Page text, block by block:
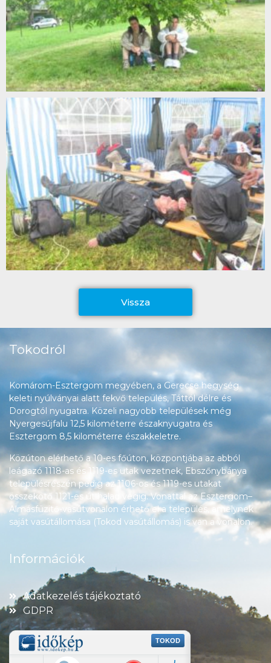
Vissza
Tokodról
Komárom-Esztergom megyében, a Gerecse hegység
keleti nyúlványai alatt fekvő település, Táttól délre és
Dorogtól nyugatra. Közeli nagyobb települések még
Nyergesújfalu 12,5 kilométerre északnyugatra és
Esztergom 8,5 kilométerre északkeletre.
Közúton elérhető a 10-es főúton, központjába az abból
leágazó 1118-as és 1119-es utak vezetnek, Ebszőnybánya
településrészén pedig az 1106-os és 1119-es utakat
összekötő 1121-es út halad végig. Vonattal az Esztergom–
Almásfüzitő-vasútvonalon érhető el a település, amelynek
saját vasútállomása (Tokod vasútállomás) is van a vonalon.
Információk
Adatkezelés tájékoztató
GDPR